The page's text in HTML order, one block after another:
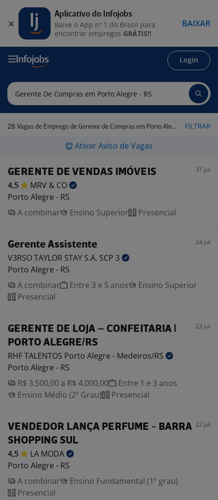
Login
28 Vagas de Emprego de Gerente de Compras em Porto Alegre - RS FILTRAR
Ativar Aviso de Vagas
GERENTE DE VENDAS IMÓVEIS 31 jul
4,5 MRV & CO
Porto Alegre - RS
A combinar
Ensino Superior Presencial
Gerente Assistente 24 jul
V3RSO TAYLOR STAY S.A. SCP 3
Porto Alegre - RS
A combinar
Entre 3 e 5 anos
Ensino Superior
Presencial
GERENTE DE LOJA – CONFEITARIA |
PORTO ALEGRE/RS
23 jul
RHF TALENTOS Porto Alegre - Medeiros/RS
Porto Alegre - RS
R$ 3.500,00 a R$ 4.000,00
Entre 1 e 3 anos
Ensino Médio (2º Grau)
Presencial
VENDEDOR LANÇA PERFUME - BARRA
SHOPPING SUL
22 jul
4,5 LA MODA
Porto Alegre - RS
A combinar
Ensino Fundamental (1º grau)
Presencial
Aplicativo do Infojobs
Baixe o App nº 1 do Brasil para
encontrar empregos GRÁTIS!!
BAIXAR